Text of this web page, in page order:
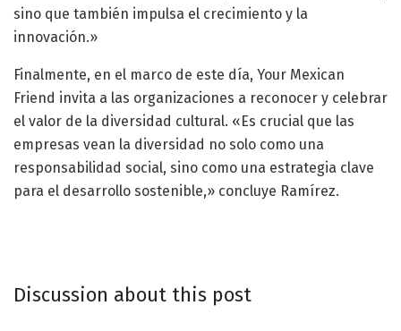
sino que también impulsa el crecimiento y la
innovación.»
Finalmente, en el marco de este día, Your Mexican
Friend invita a las organizaciones a reconocer y celebrar
el valor de la diversidad cultural. «Es crucial que las
empresas vean la diversidad no solo como una
responsabilidad social, sino como una estrategia clave
para el desarrollo sostenible,» concluye Ramírez.
Discussion about this post